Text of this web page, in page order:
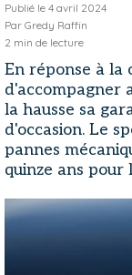
Publié le 4 avril 2024
Par Gredy Raffin
2 min de lecture
En réponse à la
d'accompagner
la hausse sa
d'occasion. Le
pannes
quinze ans